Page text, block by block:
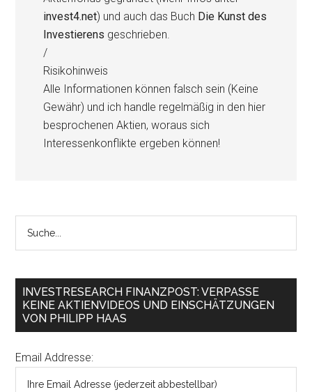
invest4.net) und auch das Buch Die Kunst des
Investierens geschrieben.
/
Risikohinweis
Alle Informationen können falsch sein (Keine
Gewähr) und ich handle regelmäßig in den hier
besprochenen Aktien, woraus sich
Interessenkonflikte ergeben können!
INVESTRESEARCH FINANZPOST: VERPASSE
KEINE AKTIENVIDEOS UND EINSCHÄTZUNGEN
VON PHILIPP HAAS
Email Addresse: